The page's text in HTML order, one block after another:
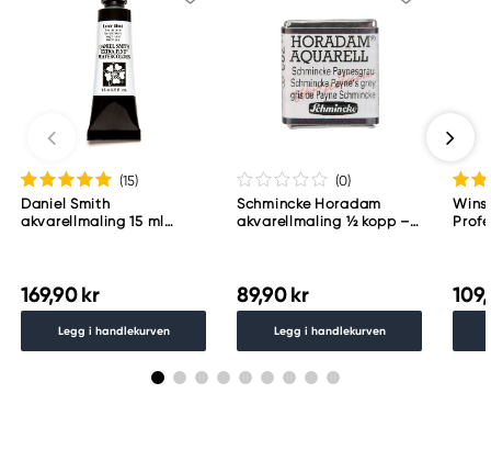
(15)
Daniel Smith
akvarellmaling 15 ml
169,90 kr
Legg i handlekurven
(0)
Schmincke Horadam
akvarellmaling ½ kopp –
89,90 kr
Legg i handlekurven